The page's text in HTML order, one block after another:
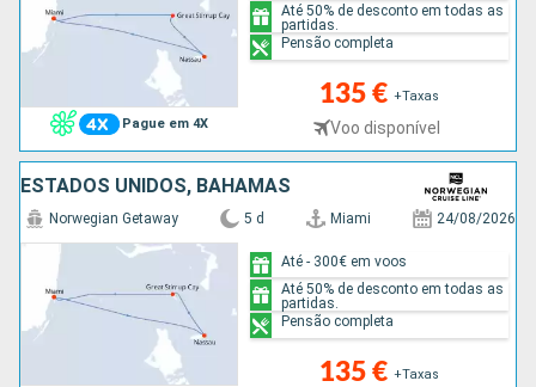
Pague em 4X
135 € +Taxas
Voo disponível
Até 50% de desconto em todas as
partidas.
Pensão completa
ESTADOS UNIDOS, BAHAMAS
Norwegian Getaway 5 d Miami 24/08/2026
135 € +Taxas
Até - 300€ em voos
Até 50% de desconto em todas as
partidas.
Pensão completa